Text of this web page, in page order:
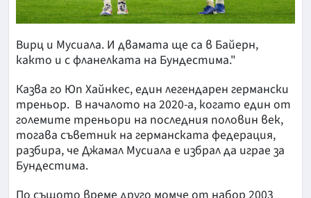
Вирц и Мусиала. И двамата ще са в Байерн,
както и с фланелката на Бундестима."
Казва го Юп Хайнкес, един легендарен германски
треньор. В началото на 2020-а, когато един от
големите треньори на последния половин век,
тогава съветник на германската федерация,
разбира, че Джамал Мусиала е избрал да играе за
Бундестима.